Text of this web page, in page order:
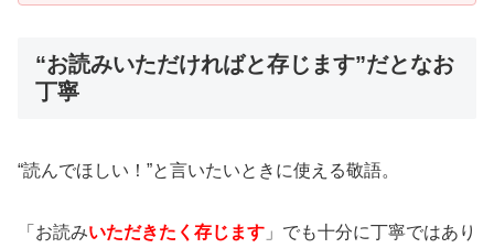
“お読みいただければと存じます”だとなお
丁寧
“読んでほしい！”と言いたいときに使える敬語。
「お読みいただきたく存じます 」でも十分に丁寧ではあり